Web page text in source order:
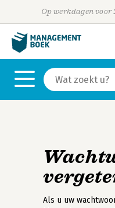
Op werkdagen voor
Als u uw